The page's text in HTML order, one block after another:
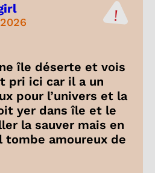
île déserte et vois
pri ici car il a un
pour l’univers et la
yer dans île et le
la sauver mais en
tombe amoureux de